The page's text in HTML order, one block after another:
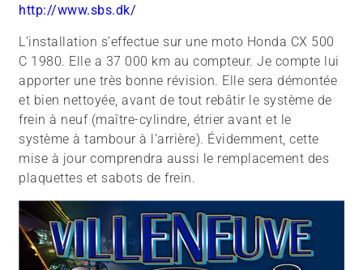
http://www.sbs.dk/
L’installation s’effectue sur une moto Honda CX 500
C 1980. Elle a 37 000 km au compteur. Je compte lui
apporter une très bonne révision. Elle sera démontée
et bien nettoyée, avant de tout rebâtir le système de
frein à neuf (maître-cylindre, étrier avant et le
système à tambour à l’arrière). Évidemment, cette
mise à jour comprendra aussi le remplacement des
plaquettes et sabots de frein.